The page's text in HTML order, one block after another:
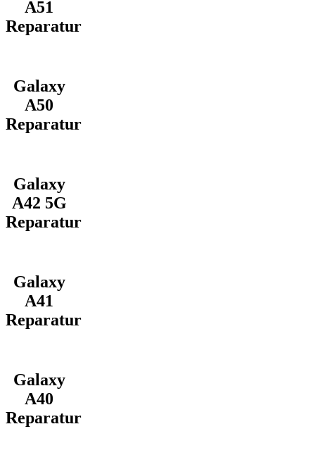
A51
Reparatur
Galaxy
A50
Reparatur
Galaxy
A42 5G
Reparatur
Galaxy
A41
Reparatur
Galaxy
A40
Reparatur